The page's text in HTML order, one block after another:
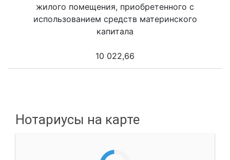
жилого помещения, приобретенного с
использованием средств материнского
капитала
10 022,66
Нотариусы на карте